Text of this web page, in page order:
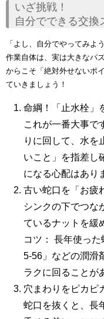
いざ挑戦！
自分でできる交換
「よし、自分でやってみよ
作業自体は、実は大きなパ
からこそ「絶対外せないポ
ていきましょう！
命綱！「止水栓」
これが一番大事で
りに回して、水を
いこと」を指差し
になる心配はあり
古い蛇口を「お疲
シンクの下でつな
ているナットを緩
コツ： 長年使った
5-56」などの潤滑
ラクに回ることが
穴まわりをピカピ
蛇口を抜くと、長